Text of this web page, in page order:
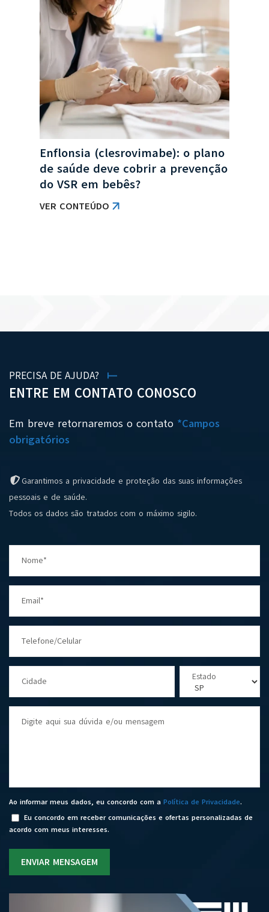
Enflonsia (clesrovimabe): o plano
de saúde deve cobrir a prevenção
do VSR em bebês?
VER CONTEÚDO
PRECISA DE AJUDA?
ENTRE EM CONTATO CONOSCO
Em breve retornaremos o contato *Campos
obrigatórios
Garantimos a privacidade e proteção das suas informações
pessoais e de saúde.
Todos os dados são tratados com o máximo sigilo.
Nome*
Email*
Telefone/Celular
Cidade Estado
Digite aqui sua dúvida e/ou mensagem
Ao informar meus dados, eu concordo com a Política de Privacidade.
Eu concordo em receber comunicações e ofertas personalizadas de
acordo com meus interesses.
ENVIAR MENSAGEM